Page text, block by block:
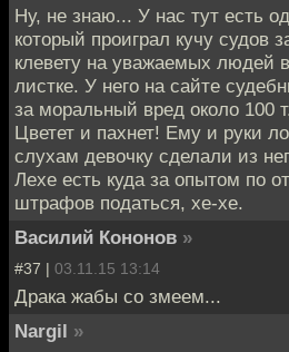
Ну, не знаю... У нас тут есть
который проиграл кучу судов
клевету на уважаемых людей
листке. У него на сайте
за моральный вред около 100
Цветет и пахнет! Ему и руки
слухам девочку сделали из
Лехе есть куда за опытом по
штрафов податься, хе-хе.
Василий Кононов »
#37 | 03.11.15 13:14
Драка жабы со змеем...
Nargil »